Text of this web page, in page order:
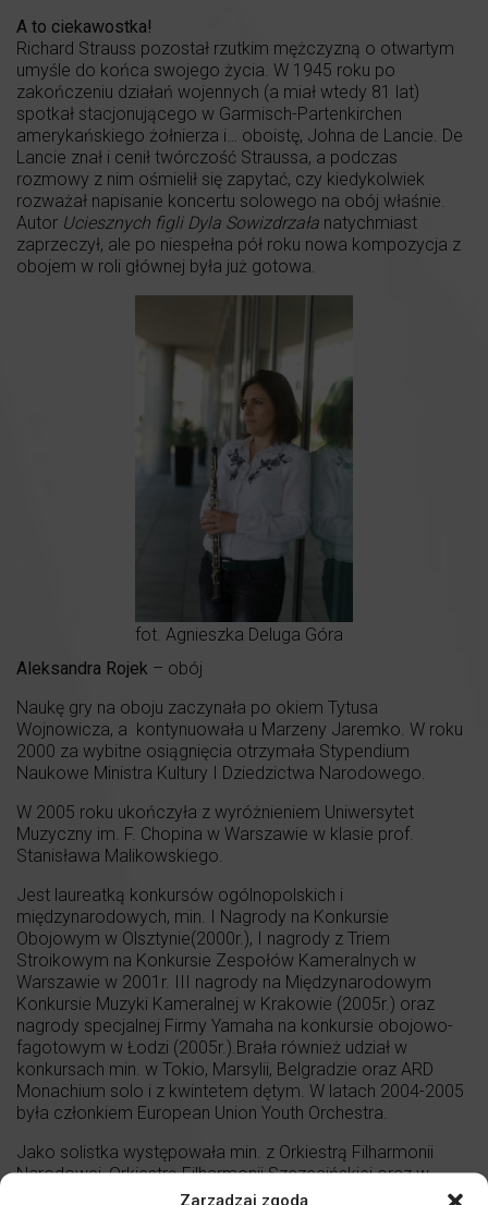
Zarządzaj zgodą
A to ciekawostka!
Richard Strauss pozostał rzutkim mężczyzną o otwartym
umyśle do końca swojego życia. W 1945 roku po
zakończeniu działań wojennych (a miał wtedy 81 lat)
spotkał stacjonującego w Garmisch-Partenkirchen
amerykańskiego żołnierza i… oboistę, Johna de Lancie. De
Lancie znał i cenił twórczość Straussa, a podczas
rozmowy z nim ośmielił się zapytać, czy kiedykolwiek
rozważał napisanie koncertu solowego na obój właśnie.
Autor Uciesznych figli Dyla Sowizdrzała natychmiast
zaprzeczył, ale po niespełna pół roku nowa kompozycja z
obojem w roli głównej była już gotowa.
fot. Agnieszka Deluga Góra
Aleksandra Rojek – obój
Naukę gry na oboju zaczynała po okiem Tytusa
Wojnowicza, a kontynuowała u Marzeny Jaremko. W roku
2000 za wybitne osiągnięcia otrzymała Stypendium
Naukowe Ministra Kultury I Dziedzictwa Narodowego.
W 2005 roku ukończyła z wyróżnieniem Uniwersytet
Muzyczny im. F. Chopina w Warszawie w klasie prof.
Stanisława Malikowskiego.
Jest laureatką konkursów ogólnopolskich i
międzynarodowych, min. I Nagrody na Konkursie
Obojowym w Olsztynie(2000r.), I nagrody z Triem
Stroikowym na Konkursie Zespołów Kameralnych w
Warszawie w 2001r. III nagrody na Międzynarodowym
Konkursie Muzyki Kameralnej w Krakowie (2005r.) oraz
nagrody specjalnej Firmy Yamaha na konkursie obojowo-
fagotowym w Łodzi (2005r.).Brała również udział w
konkursach min. w Tokio, Marsylii, Belgradzie oraz ARD
Monachium solo i z kwintetem dętym. W latach 2004-2005
była członkiem European Union Youth Orchestra.
Jako solistka występowała min. z Orkiestrą Filharmonii
Narodowej, Orkiestrą Filharmonii Szczecińskiej oraz w
Filharmonii Świętokrzyskiej z towarzyszeniem Orkiestry